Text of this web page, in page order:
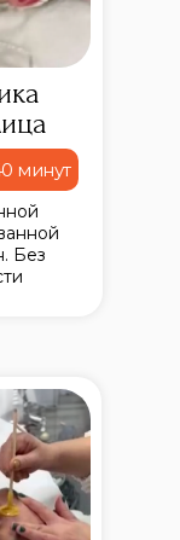
Без
минут